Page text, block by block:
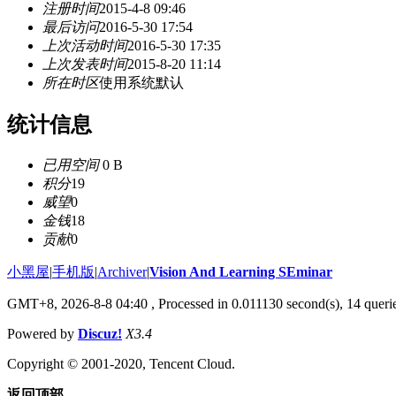
注册时间2015-4-8 09:46
最后访问2016-5-30 17:54
上次活动时间2016-5-30 17:35
上次发表时间2015-8-20 11:14
所在时区使用系统默认
统计信息
已用空间0 B
积分19
威望0
金钱18
贡献0
小黑屋|手机版|Archiver|Vision And Learning SEminar
GMT+8, 2026-8-8 04:40 , Processed in 0.011130 second(s), 14
Powered by Discuz! X3.4
Copyright © 2001-2020, Tencent Cloud.